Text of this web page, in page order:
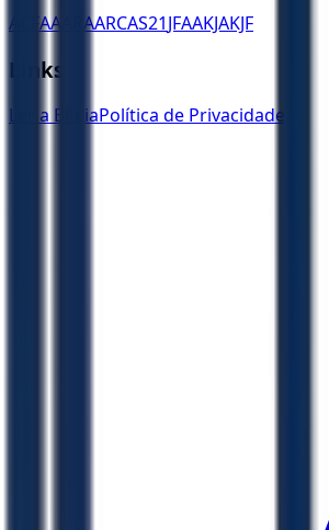
ACFAA ARAARCAS21JFAAKJAKJF
Links
Ler a BíbliaPolítica de Privacidade